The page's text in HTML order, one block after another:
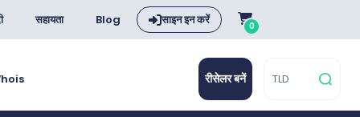
सहायता Blog साइन इन करें 0
रीसेलर बनें